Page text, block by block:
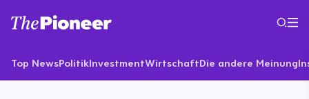
Top NewsPolitikInvestmentWirtschaftDie andere Meinung